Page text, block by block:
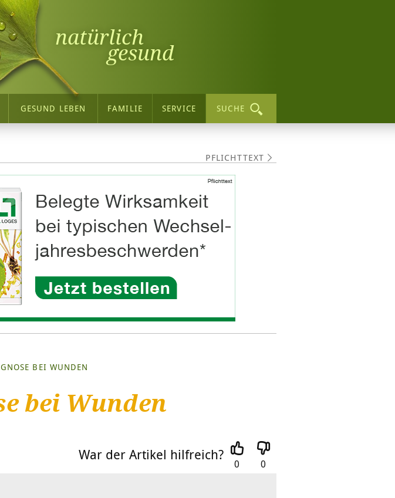
natürlich
gesund
GESUND LEBEN FAMILIE SERVICE SUCHE
PFLICHTTEXT
BEI WUNDEN
bei Wunden
War der Artikel hilfreich?
0 0